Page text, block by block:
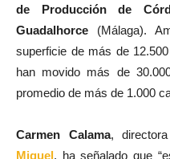
de Producción de
Guadalhorce (Málaga).
superficie de más de
han movido más de
promedio de más de 1.000
Carmen Calama,
Miguel , ha señalado que